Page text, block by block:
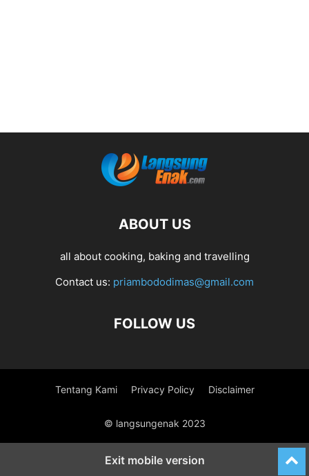
ABOUT US
all about cooking, baking and travelling
Contact us: priambododimas@gmail.com
FOLLOW US
Tentang Kami Privacy Policy Disclaimer
© langsungenak 2023
Exit mobile version